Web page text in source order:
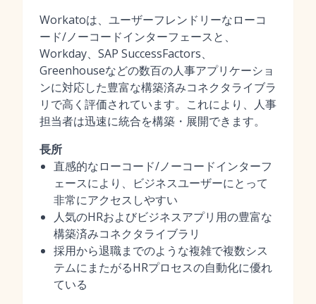
Workatoは、ユーザーフレンドリーなローコ
ード/ノーコードインターフェースと、
Workday、SAP SuccessFactors、
Greenhouseなどの数百の人事アプリケーショ
ンに対応した豊富な構築済みコネクタライブラ
リで高く評価されています。これにより、人事
担当者は迅速に統合を構築・展開できます。
長所
直感的なローコード/ノーコードインターフ
ェースにより、ビジネスユーザーにとって
非常にアクセスしやすい
人気のHRおよびビジネスアプリ用の豊富な
構築済みコネクタライブラリ
採用から退職までのような複雑で複数シス
テムにまたがるHRプロセスの自動化に優れ
ている